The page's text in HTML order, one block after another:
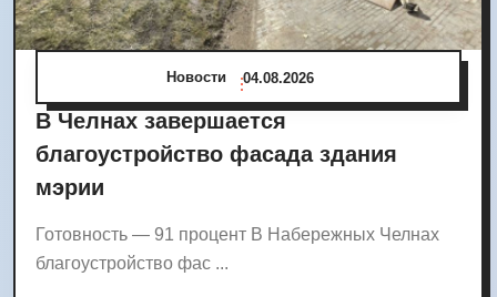
Новости 04.08.2026
В Челнах завершается
благоустройство фасада здания
мэрии
Готовность — 91 процент В Набережных Челнах
благоустройство фас ...